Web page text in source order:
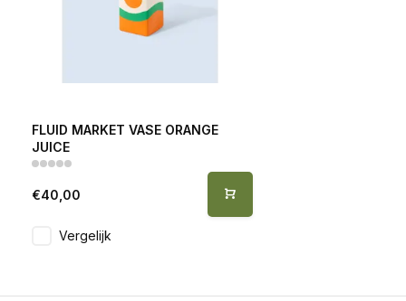
FLUID MARKET VASE ORANGE
JUICE
€40,00
Vergelijk